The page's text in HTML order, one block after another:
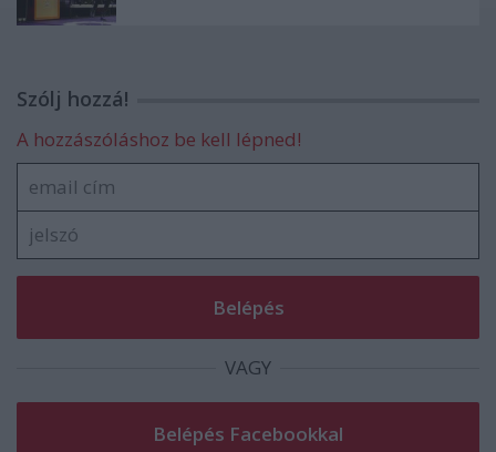
Szólj hozzá!
A hozzászóláshoz be kell lépned!
VAGY